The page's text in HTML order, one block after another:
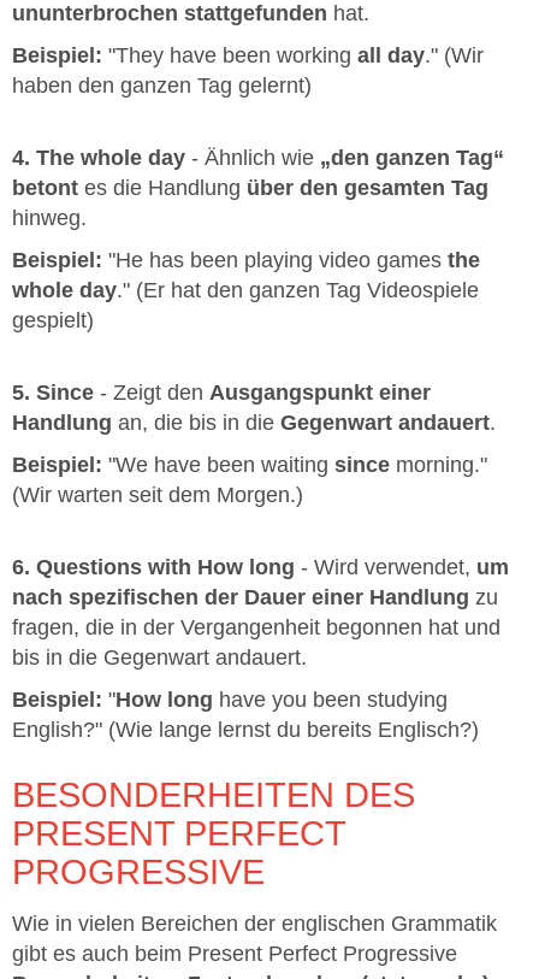
ununterbrochen stattgefunden hat.
Beispiel: "They have been working all day." (Wir
haben den ganzen Tag gelernt)
4. The whole day - Ähnlich wie „den ganzen Tag“
betont es die Handlung über den gesamten Tag
hinweg.
Beispiel: "He has been playing video games the
whole day." (Er hat den ganzen Tag Videospiele
gespielt)
5. Since - Zeigt den Ausgangspunkt einer
Handlung an, die bis in die Gegenwart andauert.
Beispiel: "We have been waiting since morning."
(Wir warten seit dem Morgen.)
6. Questions with How long - Wird verwendet, um
nach spezifischen der Dauer einer Handlung zu
fragen, die in der Vergangenheit begonnen hat und
bis in die Gegenwart andauert.
Beispiel: "How long have you been studying
English?" (Wie lange lernst du bereits Englisch?)
BESONDERHEITEN DES
PRESENT PERFECT
PROGRESSIVE
Wie in vielen Bereichen der englischen Grammatik
gibt es auch beim Present Perfect Progressive